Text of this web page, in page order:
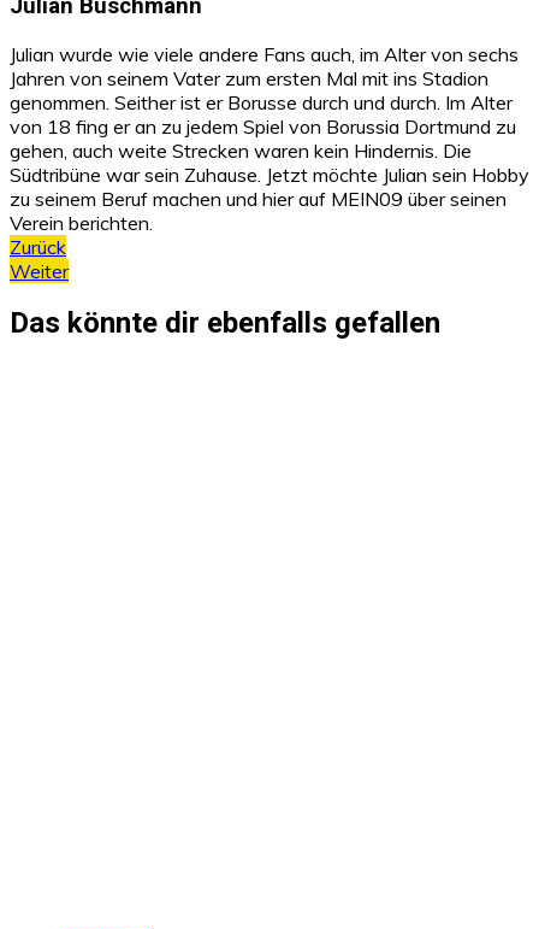
Julian Buschmann
Julian wurde wie viele andere Fans auch, im Alter von sechs
Jahren von seinem Vater zum ersten Mal mit ins Stadion
genommen. Seither ist er Borusse durch und durch. Im Alter
von 18 fing er an zu jedem Spiel von Borussia Dortmund zu
gehen, auch weite Strecken waren kein Hindernis. Die
Südtribüne war sein Zuhause. Jetzt möchte Julian sein Hobby
zu seinem Beruf machen und hier auf MEIN09 über seinen
Verein berichten.
Beitragsnavigation
Zurück
Weiter
Das könnte dir ebenfalls gefallen